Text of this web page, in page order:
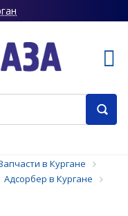
в Кургане
Адсорбер в Кургане